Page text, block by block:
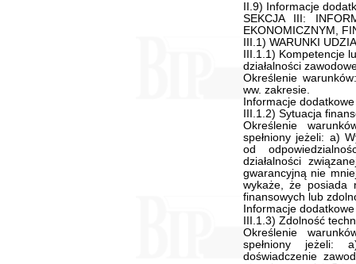
II.9) Informacje
SEKCJA III:
EKONOMICZNYM,
III.1) WARUNKI
III.1.1) Kompetencje
działalności
Określenie
ww. zakresie.
Informacje dodatkowe
III.1.2) Sytuacja
Określenie
spełniony jeżeli: a)
od
działalności
gwarancyjną nie
wykaże, że posiada
finansowych lub
Informacje dodatkowe
III.1.3) Zdolność
Określenie
spełniony jeżeli:
doświadczenie